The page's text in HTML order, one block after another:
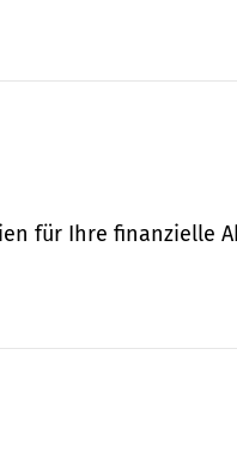
für Ihre finanzielle